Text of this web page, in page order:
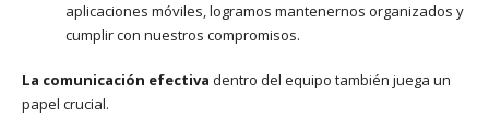
aplicaciones móviles, logramos mantenernos organizados y
cumplir con nuestros compromisos.
La comunicación efectiva dentro del equipo también juega un
papel crucial.